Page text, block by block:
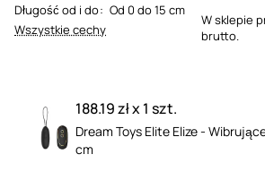
Długość od i do: Od 0 do 15 cm
Wszystkie cechy
W sklepie
brutto.
188.19 zł x 1 szt.
Dream Toys Elite Elize -
cm